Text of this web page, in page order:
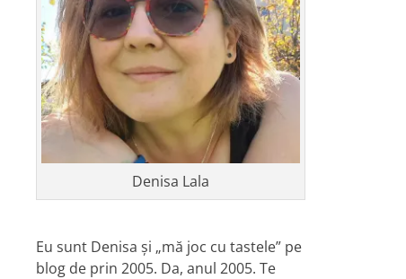
Denisa Lala
Eu sunt Denisa și „mă joc cu tastele” pe
blog de prin 2005. Da, anul 2005. Te